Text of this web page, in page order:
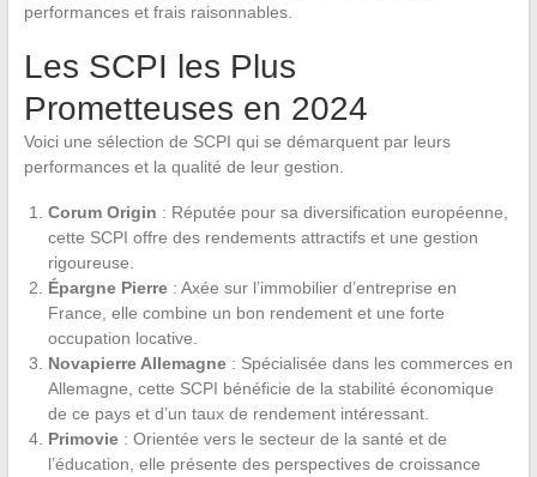
performances et frais raisonnables.
Les SCPI les Plus
Prometteuses en 2024
Voici une sélection de SCPI qui se démarquent par leurs
performances et la qualité de leur gestion.
Corum Origin : Réputée pour sa diversification européenne,
cette SCPI offre des rendements attractifs et une gestion
rigoureuse.
Épargne Pierre: Axée sur l’immobilier d’entreprise en
France, elle combine un bon rendement et une forte
occupation locative.
Novapierre Allemagne: Spécialisée dans les commerces en
Allemagne, cette SCPI bénéficie de la stabilité économique
de ce pays et d’un taux de rendement intéressant.
Primovie: Orientée vers le secteur de la santé et de
l’éducation, elle présente des perspectives de croissance